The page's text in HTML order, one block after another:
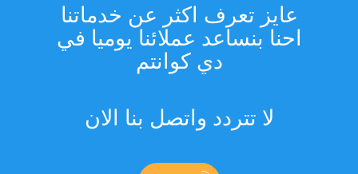
عايز تعرف اكثر عن خدماتنا
احنا بنساعد عملائنا يوميا في
دي كوانتم
لا تتردد واتصل بنا الان